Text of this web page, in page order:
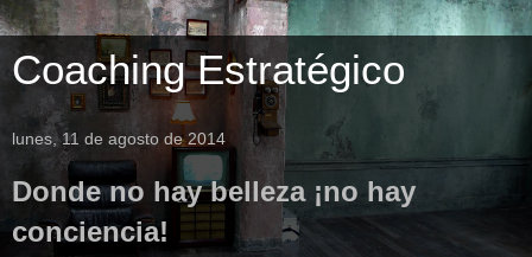
Coaching Estratégico
lunes, 11 de agosto de 2014
Donde no hay belleza ¡no hay
conciencia!